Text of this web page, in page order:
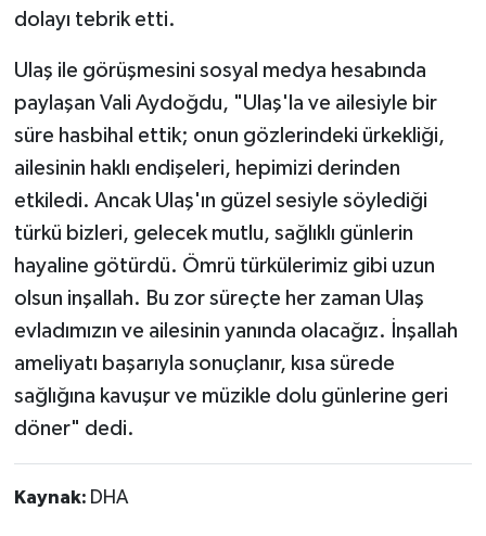
dolayı tebrik etti.
Ulaş ile görüşmesini sosyal medya hesabında
paylaşan Vali Aydoğdu, "Ulaş'la ve ailesiyle bir
süre hasbihal ettik; onun gözlerindeki ürkekliği,
ailesinin haklı endişeleri, hepimizi derinden
etkiledi. Ancak Ulaş'ın güzel sesiyle söylediği
türkü bizleri, gelecek mutlu, sağlıklı günlerin
hayaline götürdü. Ömrü türkülerimiz gibi uzun
olsun inşallah. Bu zor süreçte her zaman Ulaş
evladımızın ve ailesinin yanında olacağız. İnşallah
ameliyatı başarıyla sonuçlanır, kısa sürede
sağlığına kavuşur ve müzikle dolu günlerine geri
döner" dedi.
Kaynak: DHA